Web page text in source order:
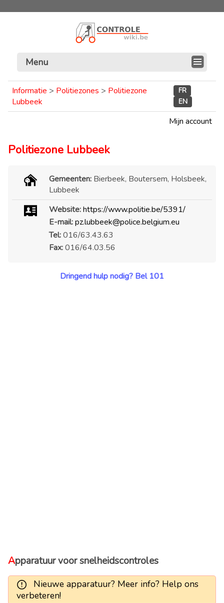
Menu
Informatie > Politiezones > Politiezone
Lubbeek
FR
EN
Mijn account
Politiezone Lubbeek
Gemeenten: Bierbeek, Boutersem, Holsbeek,
Lubbeek
Website:https://www.politie.be/5391/
E-mail: pz.lubbeek@police.belgium.eu
Tel:016/63.43.63
Fax:016/64.03.56
Dringend hulp nodig? Bel 101
Apparatuur voor snelheidscontroles
Nieuwe apparatuur? Meer info? Help ons
verbeteren!